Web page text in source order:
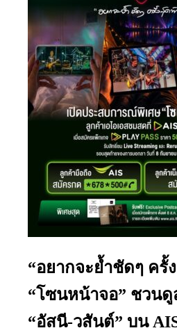
“อยากจะย้ำชัดๆ ครั้
“โซนหน้าจอ” ชวน
“อัสนี-วสันต์” บน